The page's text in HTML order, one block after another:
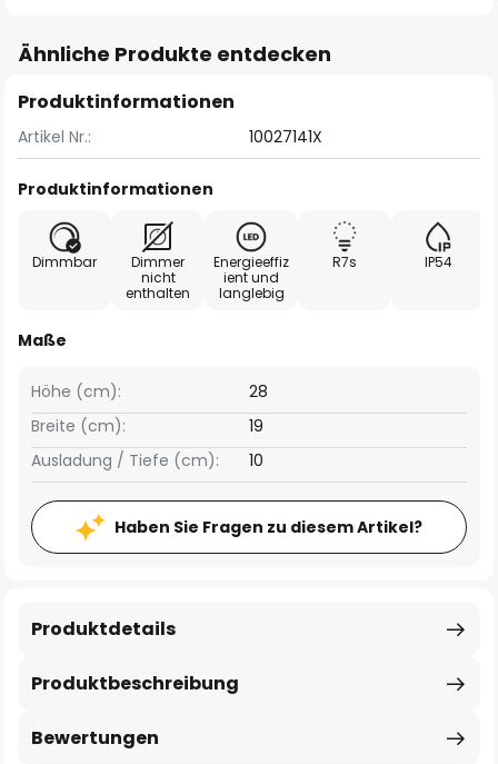
Ähnliche Produkte entdecken
Produktinformationen
Artikel Nr.: 10027141X
Produktinformationen
Dimmbar
Dimmer
nicht
enthalten
Energieeffiz
ient und
langlebig
R7s IP54
Maße
Breite (cm): 19
Höhe (cm): 28
Ausladung / Tiefe (cm): 10
Haben Sie Fragen zu diesem Artikel?
Produktbeschreibung
Produktdetails
Bewertungen